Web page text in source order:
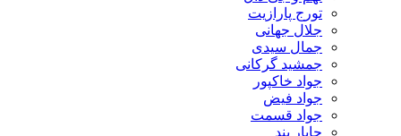
تورج پارازیت
جلال جهانی
جمال سیدی
جمشید گرکانی
جواد خاکپور
جواد فیض
جواد قسمت
چاپار بند